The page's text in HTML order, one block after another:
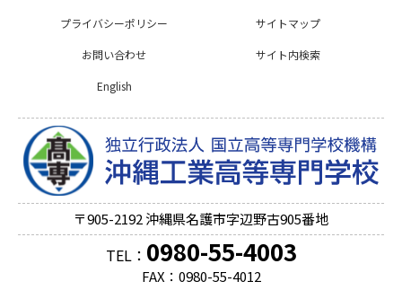
プライバシーポリシー サイトマップ
お問い合わせ サイト内検索
English
〒905-2192沖縄県名護市字辺野古905番地
TEL： 0980-55-4003
FAX：0980-55-4012